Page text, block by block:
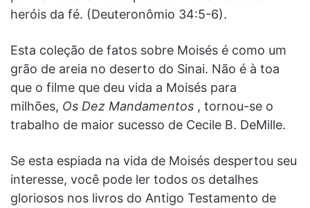
heróis da fé. (Deuteronômio 34:5-6).
Esta coleção de fatos sobre Moisés é como um
grão de areia no deserto do Sinai. Não é à toa
que o filme que deu vida a Moisés para
milhões, Os Dez Mandamentos , tornou-se o
trabalho de maior sucesso de Cecile B. DeMille.
Se esta espiada na vida de Moisés despertou seu
interesse, você pode ler todos os detalhes
gloriosos nos livros do Antigo Testamento de